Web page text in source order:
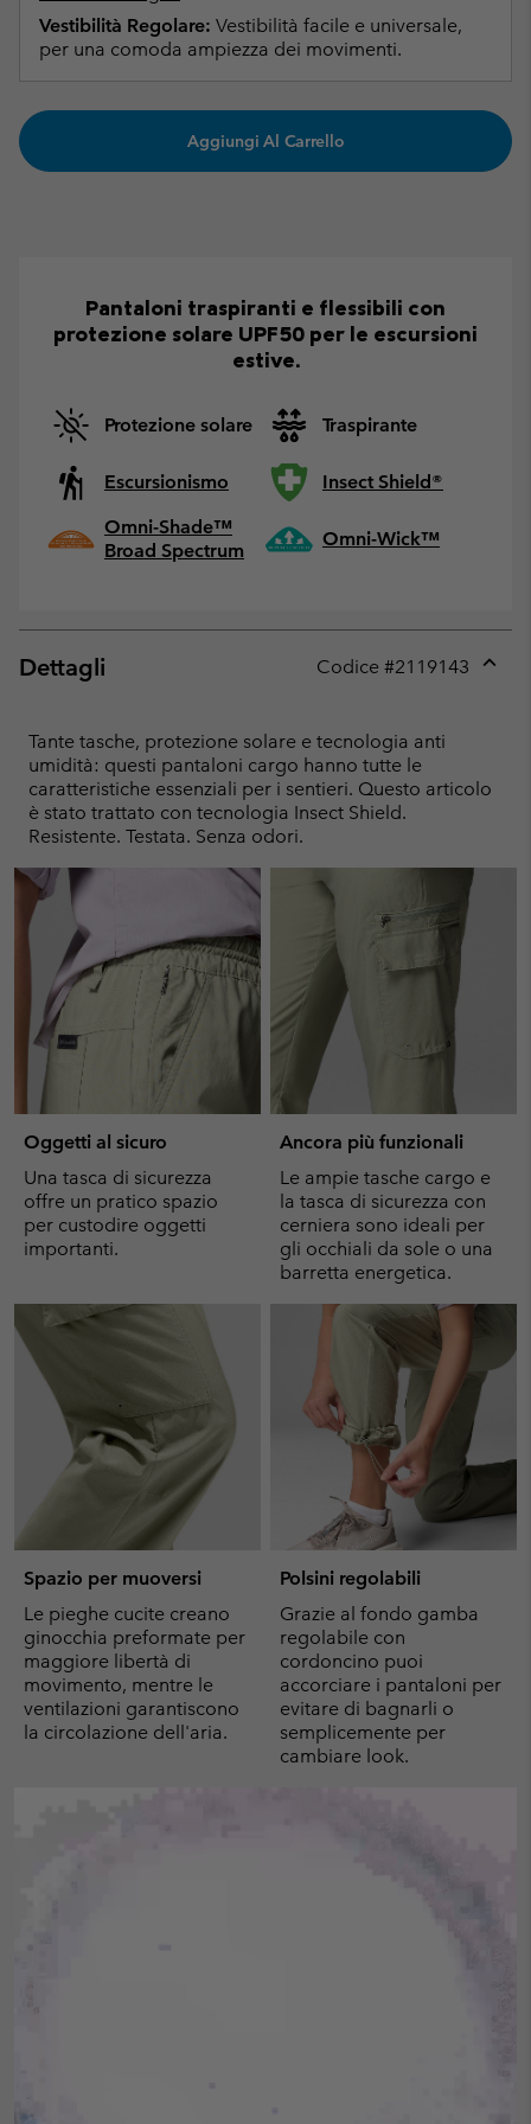
Vestibilità Regolare: Vestibilità facile e universale,
per una comoda ampiezza dei movimenti.
Aggiungi Al Carrello
Pantaloni traspiranti e flessibili con
protezione solare UPF50 per le escursioni
estive.
Protezione solare Traspirante
Escursionismo
Insect Shield®
Omni-Shade™
Broad Spectrum
Omni-Wick™
Dettagli Codice #2119143
Tante tasche, protezione solare e tecnologia anti
umidità: questi pantaloni cargo hanno tutte le
caratteristiche essenziali per i sentieri. Questo articolo
è stato trattato con tecnologia Insect Shield.
Resistente. Testata. Senza odori.
Oggetti al sicuro
Una tasca di sicurezza
offre un pratico spazio
per custodire oggetti
importanti.
Ancora più funzionali
Le ampie tasche cargo e
la tasca di sicurezza con
cerniera sono ideali per
gli occhiali da sole o una
barretta energetica.
Spazio per muoversi
Le pieghe cucite creano
ginocchia preformate per
maggiore libertà di
movimento, mentre le
ventilazioni garantiscono
la circolazione dell'aria.
Polsini regolabili
Grazie al fondo gamba
regolabile con
cordoncino puoi
accorciare i pantaloni per
evitare di bagnarli o
semplicemente per
cambiare look.